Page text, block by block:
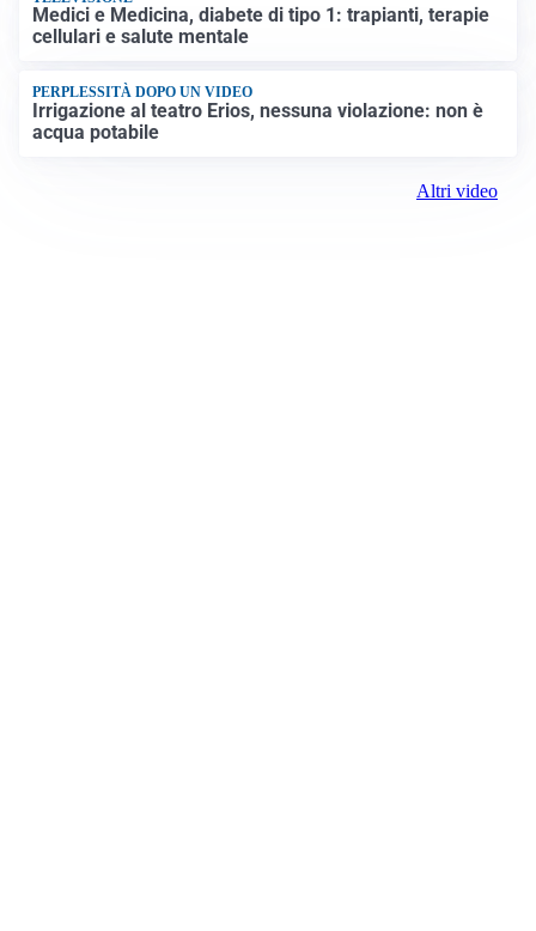
Medici e Medicina, diabete di tipo 1: trapianti, terapie
cellulari e salute mentale
PERPLESSITÀ DOPO UN VIDEO
Irrigazione al teatro Erios, nessuna violazione: non è
acqua potabile
Altri video